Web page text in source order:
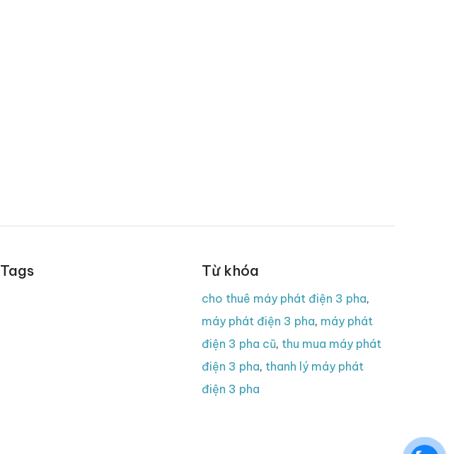
Tags Từ khóa
cho thuê máy phát điện 3 pha,
máy phát điện 3 pha, máy phát
điện 3 pha cũ, thu mua máy phát
điện 3 pha, thanh lý máy phát
điện 3 pha